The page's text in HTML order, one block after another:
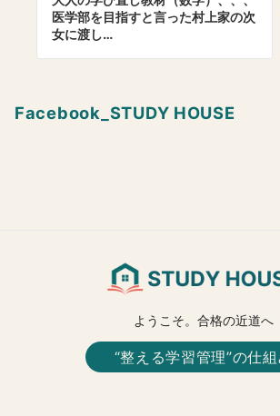
医学部を目指すと言った村上家の次
女に渡し…
Facebook_STUDY HOUSE
ようこそ。合格の近道へ
“整える学習管理”の仕